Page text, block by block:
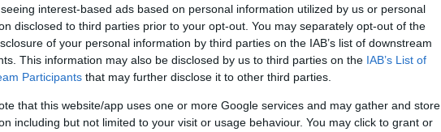
interest-based ads based on personal information utilized by us or personal
disclosed to third parties prior to your opt-out. You may separately opt-out of the
of your personal information by third parties on the IAB’s list of downstream
This information may also be disclosed by us to third parties on the IAB’s List of
Participants that may further disclose it to other third parties.
that this website/app uses one or more Google services and may gather and store
including but not limited to your visit or usage behaviour. You may click to grant or